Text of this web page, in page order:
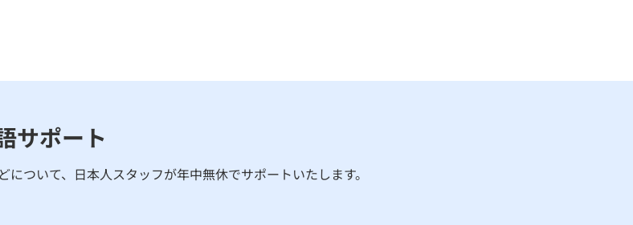
サポート
ついて、日本人スタッフが年中無休でサポートいたします。